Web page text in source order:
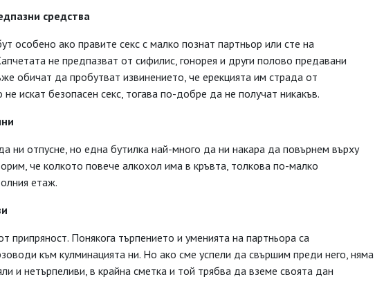
средства
особено ако правите секс с малко познат партньор или сте на
не предпазват от сифилис, гонорея и други полово предавани
обичат да пробутват извинението, че ерекцията им страда от
не искат безопасен секс, тогава по-добре да не получат никакъв.
ни отпусне, но една бутилка най-много да ни накара да повърнем върху
че колкото повече алкохол има в кръвта, толкова по-малко
етаж.
припряност. Понякога търпението и уменията на партньора са
към кулминацията ни. Но ако сме успели да свършим преди него, няма
и нетърпеливи, в крайна сметка и той трябва да вземе своята дан